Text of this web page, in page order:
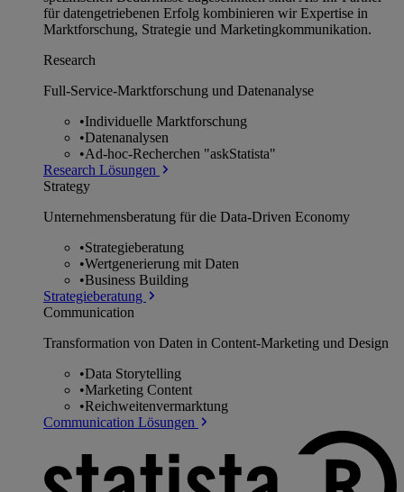
für datengetriebenen Erfolg kombinieren wir Expertise in
Marktforschung, Strategie und Marketingkommunikation.
Research
Full-Service-Marktforschung und Datenanalyse
•Individuelle Marktforschung
•Datenanalysen
•Ad-hoc-Recherchen "askStatista"
Research Lösungen
Strategy
Unternehmens­beratung für die Data-Driven Economy
•Strategieberatung
•Wertgenerierung mit Daten
•Business Building
Strategieberatung
Communication
Transformation von Daten in Content-Marketing und Design
•Data Storytelling
•Marketing Content
•Reichweitenvermarktung
Communication Lösungen